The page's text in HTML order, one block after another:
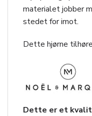
materialet jobber
stedet for imot.
Dette hjørne
Dette er et